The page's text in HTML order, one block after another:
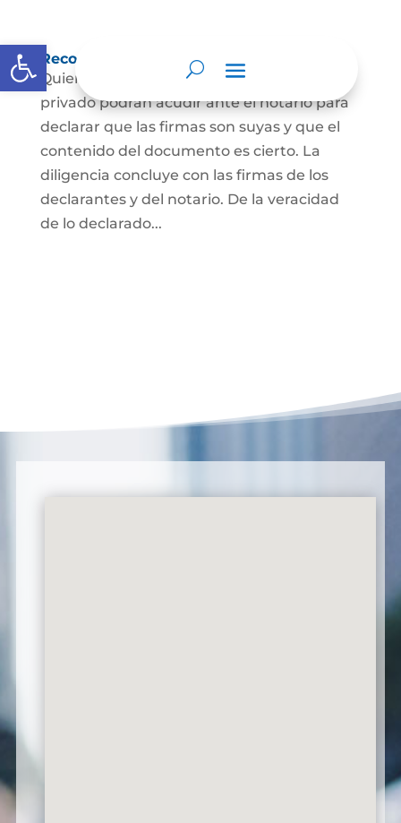
Abrir barra de herramientas
Reconocimiento de firma y contenido
Quienes hayan firmado un documento
privado podrán acudir ante el notario para
declarar que las firmas son suyas y que el
contenido del documento es cierto. La
diligencia concluye con las firmas de los
declarantes y del notario. De la veracidad
de lo declarado...